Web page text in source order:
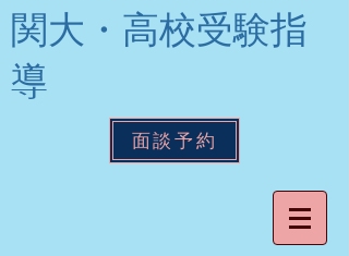
関大・高校受験指
導
面談予約